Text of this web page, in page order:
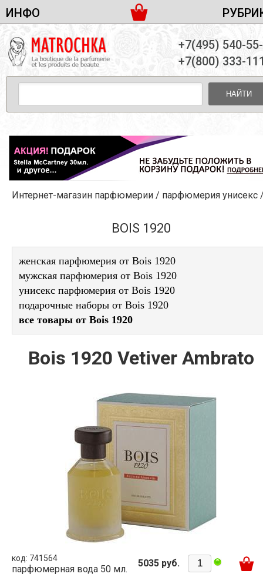
ИНФО
ДОСТАВКА И ОПЛАТА
ПАРТНЕРСТВО
КОНТАКТЫ
ЖЕНСКАЯ ПАРФЮМЕРИЯ
МУЖСКАЯ ПАРФЮМЕРИЯ
УНИСЕКС ПАРФЮМЕРИЯ
ЖЕНСКИЕ НАБОРЫ
МУЖСКИЕ НАБОРЫ
УНИСЕКС НАБОРЫ
УХОД ЗА ЛИЦОМ
УХОД ЗА ТЕЛОМ
ДЕКОРАТИВНАЯ КОСМЕТИКА
+7(495) 540-
+7(800) 333-
НАЙТИ
Интернет-магазин парфюмерии / парфюмерия унисекс
BOIS 1920
женская парфюмерия от Bois 1920
мужская парфюмерия от Bois 1920
унисекс парфюмерия от Bois 1920
подарочные наборы от Bois 1920
все товары от Bois 1920
Bois 1920 Vetiver Ambrato
код: 741564
парфюмерная вода 50 мл.
5035 руб.